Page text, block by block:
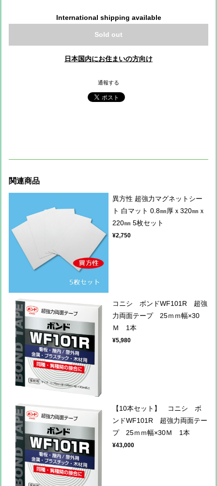
International shipping available
Sold out
日本国内にお住まいの方向け
通報する
関連商品
異方性 超強力マグネットシー
ト 白マット 0.8㎜厚ｘ320㎜ｘ
220㎜ 5枚セット
¥2,750
コニシ ボンドWF101R 超強
力両面テープ 25ｍｍ幅×30
Ｍ 1本
¥5,980
【10本セット】 コニシ ボ
ンドWF101R 超強力両面テー
プ 25ｍｍ幅×30Ｍ 1本
¥43,000